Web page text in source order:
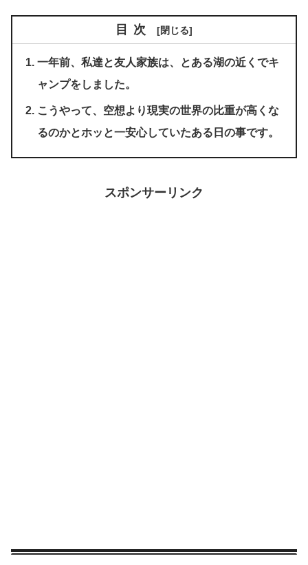
目次
一年前、私達と友人家族は、とある湖の近くでキ
ャンプをしました。
こうやって、空想より現実の世界の比重が高くな
るのかとホッと一安心していたある日の事です。
スポンサーリンク